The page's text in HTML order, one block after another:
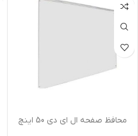
محافظ صفحه ال اي دي 50 اينچ